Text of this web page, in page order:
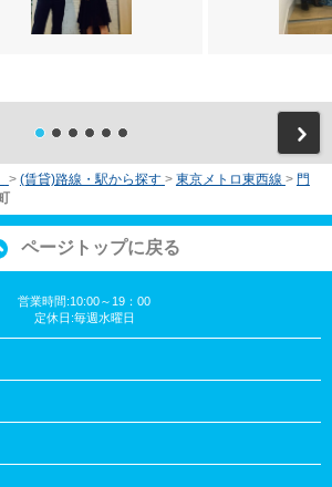
> (賃貸)路線・駅から探す > 東京メトロ東西線 > 門
ページトップに戻る
営業時間:10:00～19：00
定休日:毎週水曜日